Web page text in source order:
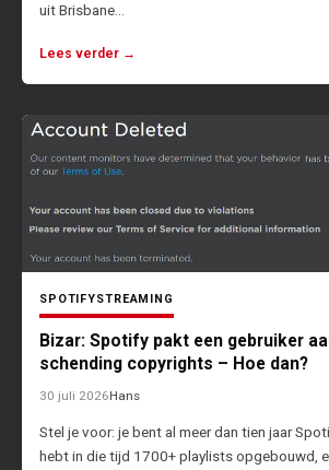
uit Brisbane…
Lees verder →
SPOTIFYSTREAMING
Bizar: Spotify pakt een gebruiker
schending copyrights – Hoe dan?
30 juli 2026Hans
Stel je voor: je bent al meer dan tien jaar
hebt in die tijd 1700+ playlists opgebouwd,